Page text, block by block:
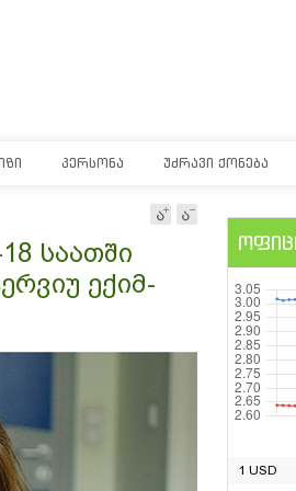
ᲞᲔᲠᲡᲝᲜᲐ ᲣᲫᲠᲐᲕᲘ ᲥᲝᲜᲔᲑᲐ
საათში
ექიმ-
1 USD